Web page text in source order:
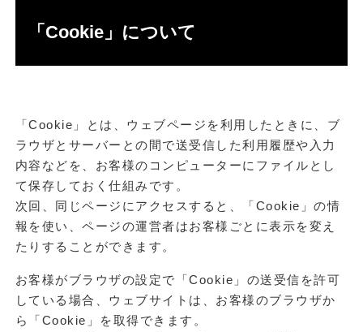
「Cookie」について
「Cookie」とは、ウェブページを利用したときに、ブ
ラウザとサーバーとの間で送受信した利用履歴や入力
内容などを、お客様のコンピューターにファイルとし
て保存しておく仕組みです。
次回、同じページにアクセスすると、「Cookie」の情
報を使い、ページの運営者はお客様ごとに表示を変え
たりすることができます。
お客様がブラウザの設定で「Cookie」の送受信を許可
している場合、ウェブサイトは、お客様のブラウザか
ら「Cookie」を取得できます。